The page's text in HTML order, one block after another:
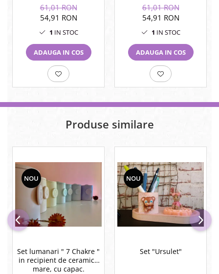
61,01 RON
54,91 RON
1 IN STOC
ADAUGA IN COS
61,01 RON
54,91 RON
1 IN STOC
ADAUGA IN COS
Produse similare
NOU
Set lumanari " 7 Chakre "
in recipient de ceramica
mare, cu capac.
NOU
Set "Ursulet"